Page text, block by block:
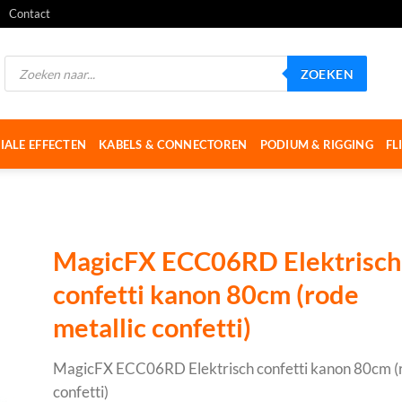
Contact
Producten
zoeken
ZOEKEN
EFFECTEN KABELS & CONNECTOREN PODIUM & RIGGING
MagicFX ECC06RD Elektrisch
confetti kanon 80cm (rode
metallic confetti)
MagicFX ECC06RD Elektrisch confetti kanon 80cm
confetti)